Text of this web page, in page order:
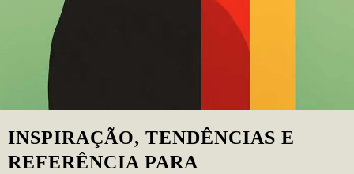
INSPIRAÇÃO, TENDÊNCIAS E
REFERÊNCIA PARA